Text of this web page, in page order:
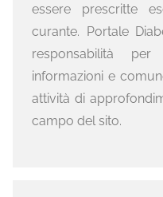
essere prescritte
curante. Portale
responsabilità
informazioni e
attività di
campo del sito.